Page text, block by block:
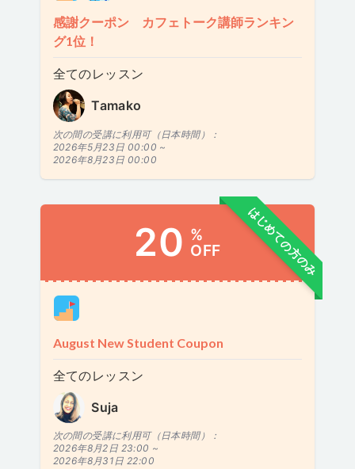
感謝クーポン カフェトーク講師ランキン
グ1位！
全てのレッスン
Tamako
次の間の受講に利用可（日本時間）：
2026年5月23日 00:00 ~
2026年8月23日 00:00
はじめての方のみ
20 %
OFF
August New Student Coupon
全てのレッスン
Suja
次の間の受講に利用可（日本時間）：
2026年8月2日 23:00 ~
2026年8月31日 22:00